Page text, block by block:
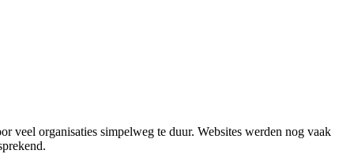
veel organisaties simpelweg te duur. Websites werden nog vaak